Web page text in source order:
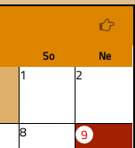
So Ne
1 2
8 9